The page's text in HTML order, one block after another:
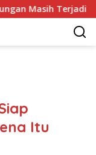
Terjadi?
Itu